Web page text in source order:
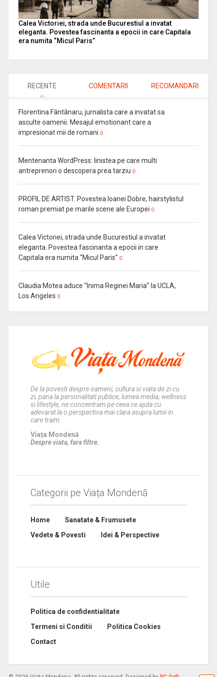
Calea Victoriei, strada unde Bucurestiul a invatat
eleganta. Povestea fascinanta a epocii in care Capitala
era numita “Micul Paris”
RECENTE COMENTARII RECOMANDARI
Florentina Fântânaru, jurnalista care a invatat sa
asculte oamenii. Mesajul emotionant care a
impresionat mii de romani 0
Mentenanta WordPress: linistea pe care multi
antreprenori o descopera prea tarziu 0
PROFIL DE ARTIST. Povestea Ioanei Dobre, hairstylistul
roman premiat pe marile scene ale Europei 0
Calea Victoriei, strada unde Bucurestiul a invatat
eleganta. Povestea fascinanta a epocii in care
Capitala era numita “Micul Paris” 0
Claudia Motea aduce “Inima Reginei Maria” la UCLA,
Los Angeles 0
De la povesti despre oameni, cultura si viata de zi cu
zi, pana la personalitati publice, lumea media, wellness
si lifestyle, ne concentram pe ceea ce ajuta cu
adevarat la o perspectiva mai clara asupra lumii in
care traim.
Viața Mondenă
Despre viata, fara filtre.
Categorii pe Viața Mondenă
Home
Sanatate & Frumusete
Vedete & Povesti
Idei & Perspective
Utile
Politica de confidentialitate
Termeni si Conditii
Politica Cookies
Contact